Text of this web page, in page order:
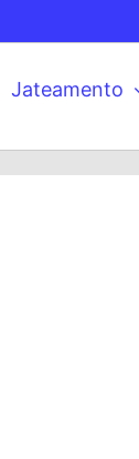
Jateamento